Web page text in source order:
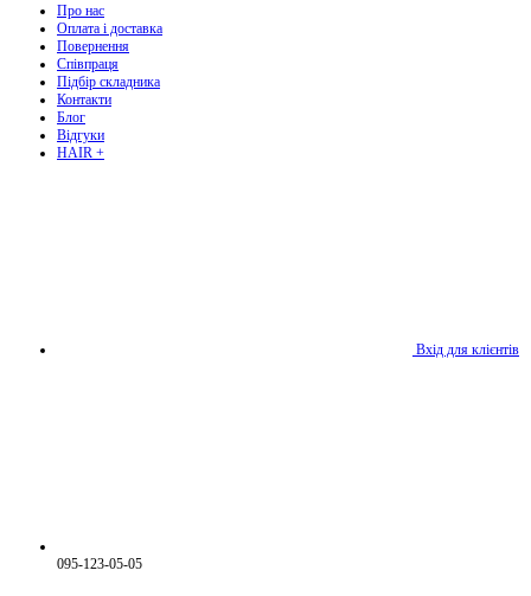
Про нас
Оплата і доставка
Повернення
Співпраця
Підбір складника
Контакти
Блог
Відгуки
HAIR +
Вхід для клієнтів
095-123-05-05